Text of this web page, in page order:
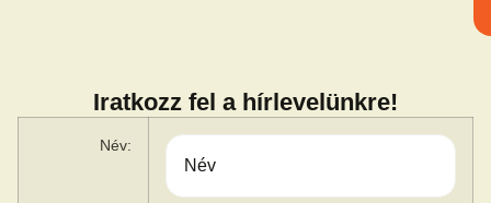
Iratkozz fel a hírlevelünkre!
Név: